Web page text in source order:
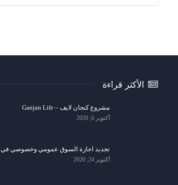
الأكثر قراءة
مشروع كنجان لايف – Ganjan Life
أكتوبر 6, 2020
تجديد اجازة السوق عمومي وخصوصي في
أكتوبر 24, 2020